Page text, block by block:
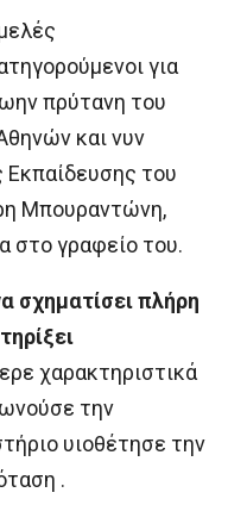
για
πρύτανη του
και νυν
Εκπαίδευσης του
Μπουραντώνη,
στο γραφείο του.
σχηματίσει πλήρη
χαρακτηριστικά
την
υιοθέτησε την
.